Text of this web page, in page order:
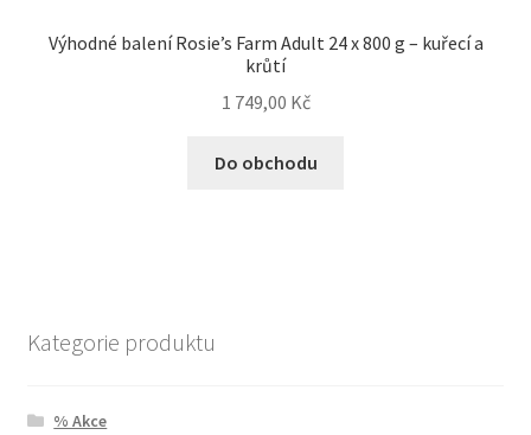
Výhodné balení Rosie’s Farm Adult 24 x 800 g – kuřecí a
krůtí
1 749,00 Kč
Do obchodu
Kategorie produktu
% Akce